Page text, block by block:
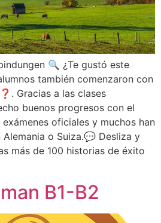
🔍 ¿Te gustó este
también comenzaron con
Gracias a las clases
buenos progresos con el
oficiales y muchos han
o Suiza.💬 Desliza y
más de 100 historias de éxito
B1-B2